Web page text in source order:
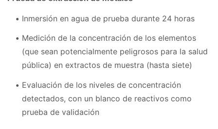
Inmersión en agua de prueba durante 24 horas
Medición de la concentración de los elementos
(que sean potencialmente peligrosos para la salud
pública) en extractos de muestra (hasta siete)
Evaluación de los niveles de concentración
detectados, con un blanco de reactivos como
prueba de validación